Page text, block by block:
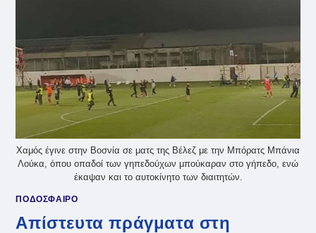
Χαμός έγινε στην Βοσνία σε ματς της Βέλεζ με την Μπόρατς Μπάνια
Λούκα, όπου οπαδοί των γηπεδούχων μπούκαραν στο γήπεδο, ενώ
έκαψαν και το αυτοκίνητο των διαιτητών.
ΠΟΔΟΣΦΑΙΡΟ
Απίστευτα πράγματα στη